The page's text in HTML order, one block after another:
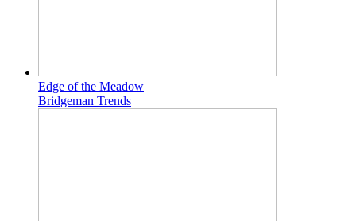
Edge of the Meadow
Bridgeman Trends